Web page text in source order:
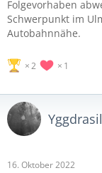
Folgevorhaben
Schwerpunkt im
Autobahnnähe.
2 1
Yggdrasil
16. Oktober 2022